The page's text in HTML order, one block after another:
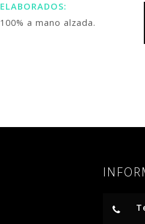
ELABORADOS:
100% a mano alzada.